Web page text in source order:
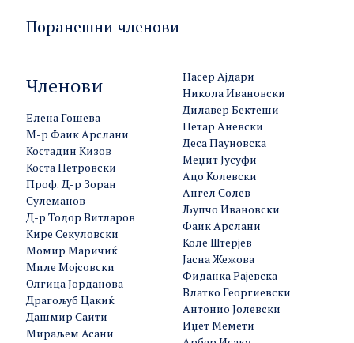
Поранешни членови
Членови
Елена Гошева
М-р Фаик Арслани
Костадин Кизов
Коста Петровски
Проф. Д-р Зоран
Сулеманов
Д-р Тодор Витларов
Кире Секуловски
Момир Маричиќ
Миле Мојсовски
Олгица Јорданова
Драгољуб Цакиќ
Дашмир Саити
Мираљем Асани
Насер Ајдари
Никола Ивановски
Дилавер Бектеши
Петар Аневски
Деса Пауновска
Меџит Јусуфи
Ацо Колевски
Ангел Солев
Љупчо Ивановски
Фаик Арслани
Коле Штерјев
Јасна Жежова
Фиданка Рајевска
Влатко Георгиевски
Антонио Јолевски
Иџет Мемети